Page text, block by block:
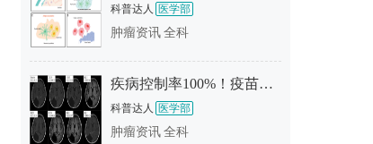
科普达人 医学部
肿瘤资讯 全科
疾病控制率100%！疫苗、CAR-T、NK改写“死亡剧本”！2026脑瘤五大颠覆性疗法盘点
科普达人 医学部
肿瘤资讯 全科